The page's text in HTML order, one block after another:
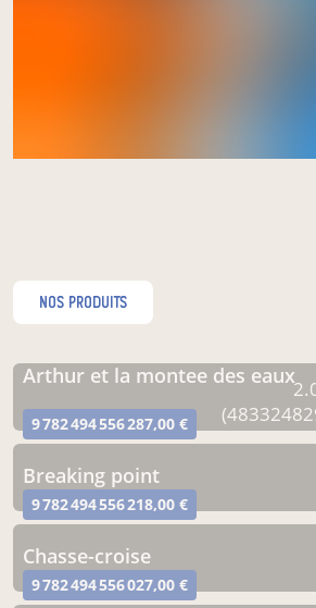
nos produits
arthur et la montee des eaux
9 782 494 556 287,00 €
breaking point
9 782 494 556 218,00 €
chasse-croise
9 782 494 556 027,00 €